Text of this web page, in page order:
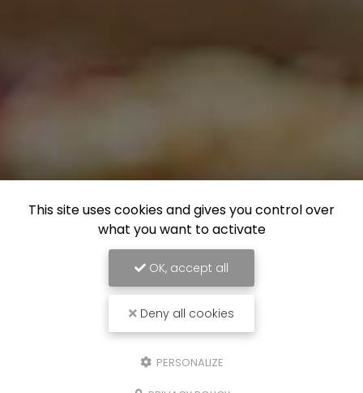
This site uses cookies and gives you control over
what you want to activate
OK, accept all
Deny all cookies
PERSONALIZE